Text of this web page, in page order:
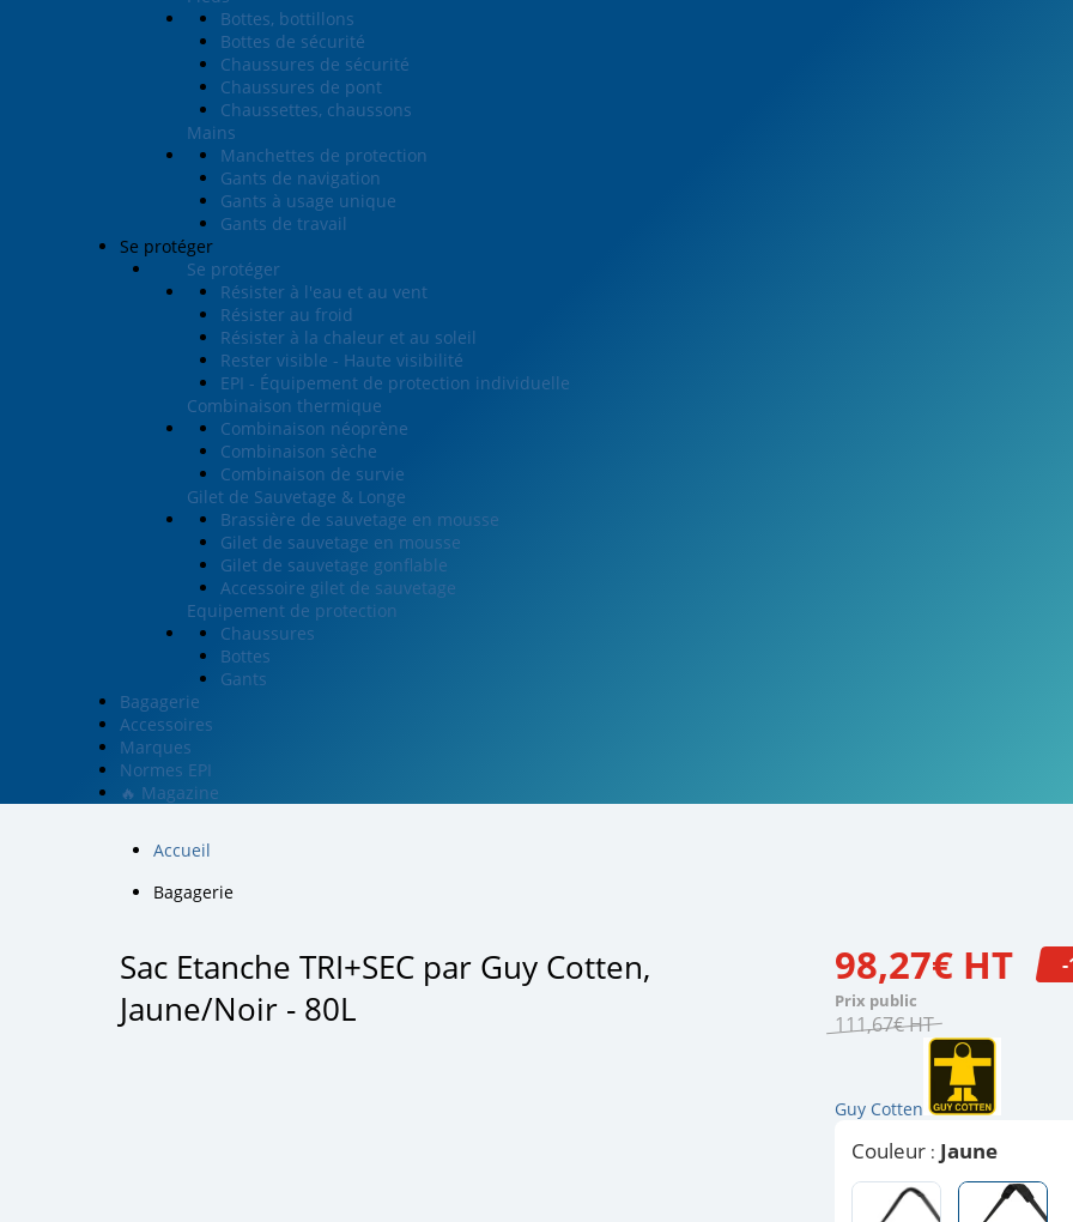
Bottes, bottillons
Bottes de sécurité
Chaussures de sécurité
Chaussures de pont
Chaussettes, chaussons
Mains
Manchettes de protection
Gants de navigation
Gants à usage unique
Gants de travail
Se protéger
Se protéger
Résister à l'eau et au vent
Résister au froid
Résister à la chaleur et au soleil
Rester visible - Haute visibilité
EPI - Équipement de protection individuelle
Combinaison thermique
Combinaison néoprène
Combinaison sèche
Combinaison de survie
Gilet de Sauvetage & Longe
Brassière de sauvetage en mousse
Gilet de sauvetage en mousse
Gilet de sauvetage gonflable
Accessoire gilet de sauvetage
Equipement de protection
Chaussures
Bottes
Gants
Bagagerie
Accessoires
Marques
Normes EPI
🔥 Magazine
Accueil
Bagagerie
Sac Etanche TRI+SEC par Guy Cotten,
Jaune/Noir - 80L
98,27€ HT
Prix public
111,67€HT
-
Guy Cotten
Couleur : Jaune